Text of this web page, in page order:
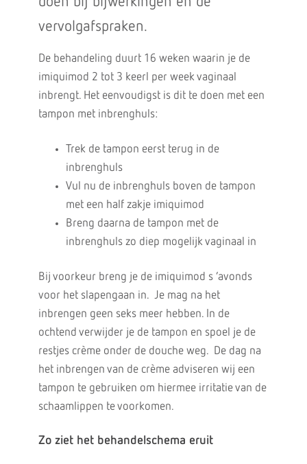
vervolgafspraken.
De behandeling duurt 16 weken waarin je de
imiquimod 2 tot 3 keerl per week vaginaal
inbrengt. Het eenvoudigst is dit te doen met een
tampon met inbrenghuls:
Trek de tampon eerst terug in de
inbrenghuls
Vul nu de inbrenghuls boven de tampon
met een half zakje imiquimod
Breng daarna de tampon met de
inbrenghuls zo diep mogelijk vaginaal in
Bij voorkeur breng je de imiquimod s ’avonds
voor het slapengaan in. Je mag na het
inbrengen geen seks meer hebben. In de
ochtend verwijder je de tampon en spoel je de
restjes crème onder de douche weg. De dag na
het inbrengen van de crème adviseren wij een
tampon te gebruiken om hiermee irritatie van de
schaamlippen te voorkomen.
Zo ziet het behandelschema eruit